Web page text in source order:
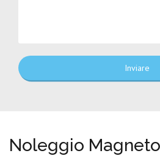
Inviare
Noleggio